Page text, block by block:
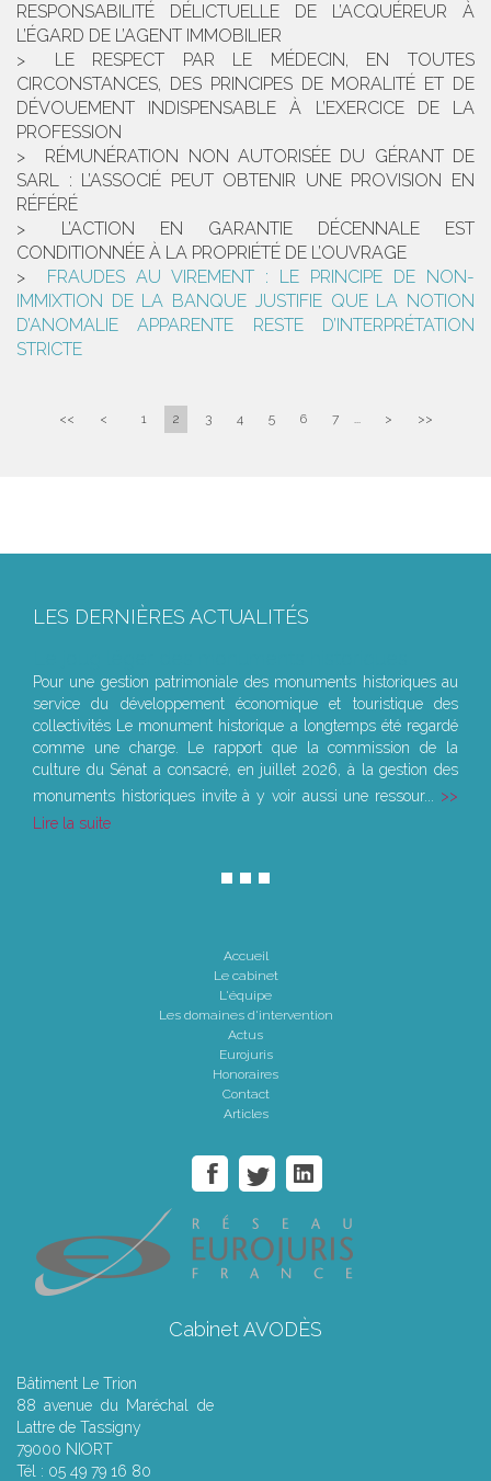
RESPONSABILITÉ DÉLICTUELLE DE L’ACQUÉREUR À
L’ÉGARD DE L’AGENT IMMOBILIER
LE RESPECT PAR LE MÉDECIN, EN TOUTES
CIRCONSTANCES, DES PRINCIPES DE MORALITÉ ET DE
DÉVOUEMENT INDISPENSABLE À L’EXERCICE DE LA
PROFESSION
RÉMUNÉRATION NON AUTORISÉE DU GÉRANT DE
SARL : L’ASSOCIÉ PEUT OBTENIR UNE PROVISION EN
RÉFÉRÉ
L’ACTION EN GARANTIE DÉCENNALE EST
CONDITIONNÉE À LA PROPRIÉTÉ DE L’OUVRAGE
FRAUDES AU VIREMENT : LE PRINCIPE DE NON-
IMMIXTION DE LA BANQUE JUSTIFIE QUE LA NOTION
D’ANOMALIE APPARENTE RESTE D’INTERPRÉTATION
STRICTE
<< < 1 2 3 4 5 6 7 ... > >>
LES DERNIÈRES ACTUALITÉS
Pour une gestion patrimoniale des monuments historiques au
service du développement économique et touristique des
collectivités Le monument historique a longtemps été regardé
comme une charge. Le rapport que la commission de la
culture du Sénat a consacré, en juillet 2026, à la gestion des
monuments historiques invite à y voir aussi une ressour...
Lire la suite
Accueil
Le cabinet
L'équipe
Les domaines d'intervention
Actus
Eurojuris
Honoraires
Contact
Articles
Cabinet AVODÈS
Bâtiment Le Trion
88 avenue du Maréchal de
Lattre de Tassigny
79000 NIORT
Tél : 05 49 79 16 80